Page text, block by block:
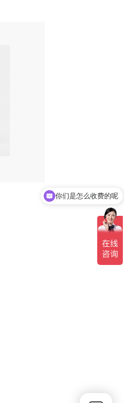
你们是怎么收费的呢